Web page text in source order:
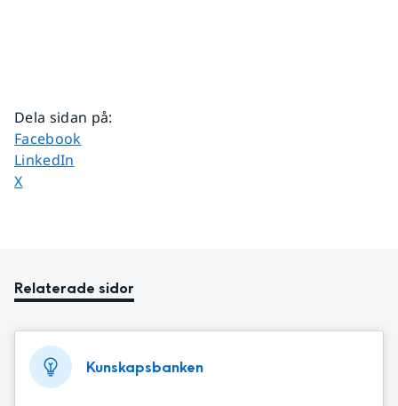
Dela sidan på:
Dela sidan på
Facebook
Dela sidan på
LinkedIn
Dela sidan på
X
Relaterade sidor
Kunskapsbanken